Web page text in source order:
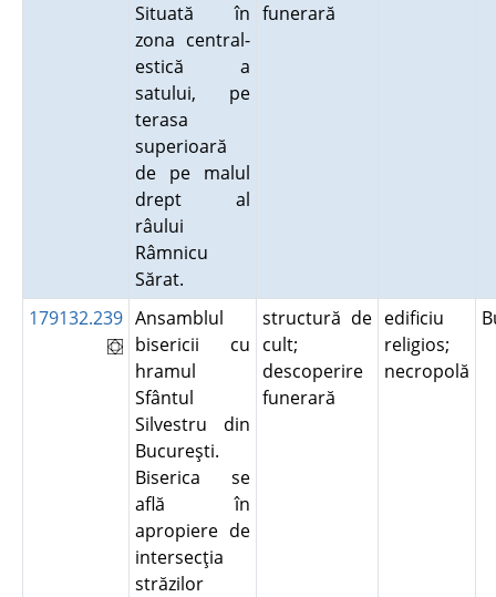
Situată în
zona central-
estică a
satului, pe
terasa
superioară
de pe malul
drept al
râului
Râmnicu
Sărat.
funerară
179132.239 Ansamblul
bisericii cu
hramul
Sfântul
Silvestru din
Bucureşti.
Biserica se
află în
apropiere de
intersecţia
străzilor
structură de
cult;
descoperire
funerară
edificiu
religios;
necropolă